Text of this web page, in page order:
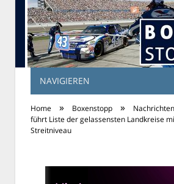
NAVIGIEREN
Home » Boxenstopp » Nachrichten
führt Liste der gelassensten Landkreise
Streitniveau